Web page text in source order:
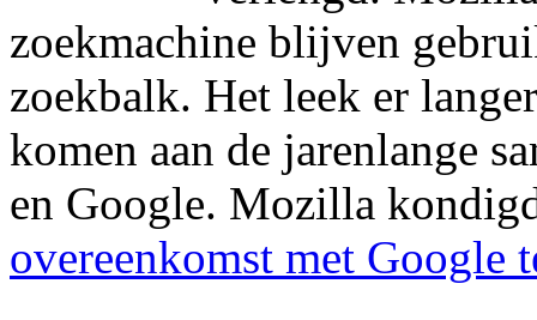
zoekmachine blijven
zoekbalk. Het leek er
komen aan de jarenlange
en Google. Mozilla
overeenkomst met Google